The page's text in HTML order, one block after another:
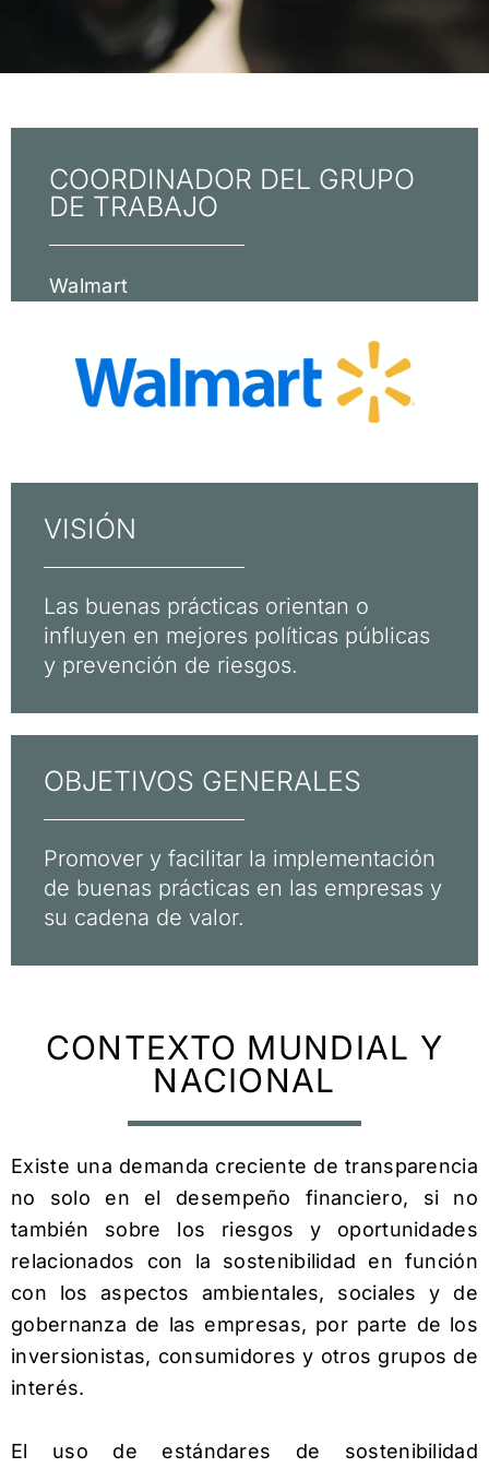
COORDINADOR DEL GRUPO
DE TRABAJO
Walmart
VISIÓN
Las buenas prácticas orientan o
influyen en mejores políticas públicas
y prevención de riesgos.​
OBJETIVOS GENERALES
Promover y facilitar la implementación
de buenas prácticas en las empresas y
su cadena de valor.​
CONTEXTO MUNDIAL Y
NACIONAL
Existe una demanda creciente de transparencia
no solo en el desempeño financiero, si no
también sobre los riesgos y oportunidades
relacionados con la sostenibilidad en función
con los aspectos ambientales, sociales y de
gobernanza de las empresas, por parte de los
inversionistas, consumidores y otros grupos de
interés.
El uso de estándares de sostenibilidad